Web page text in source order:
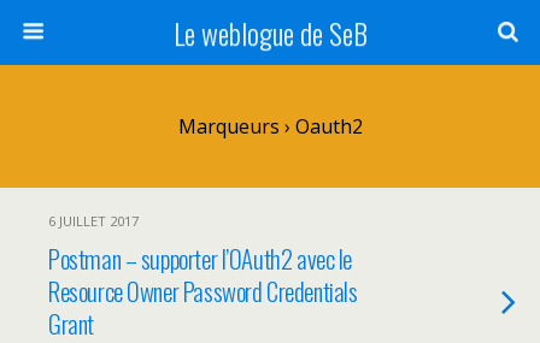
Le weblogue de SeB
Marqueurs › Oauth2
6 JUILLET 2017
Postman – supporter l’OAuth2 avec le
Resource Owner Password Credentials
Grant